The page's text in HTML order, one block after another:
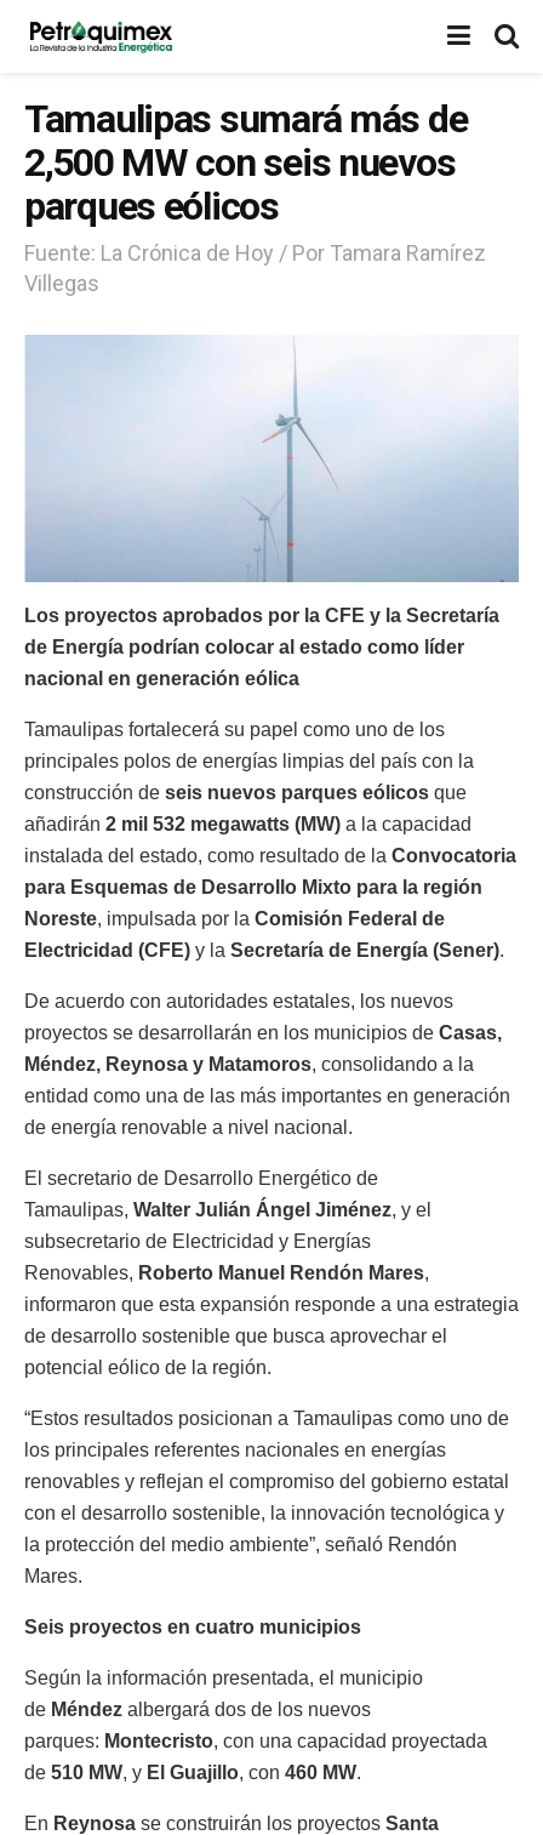
Tamaulipas sumará más de
2,500 MW con seis nuevos
parques eólicos
Fuente: La Crónica de Hoy / Por Tamara Ramírez
Villegas
Los proyectos aprobados por la CFE y la Secretaría
de Energía podrían colocar al estado como líder
nacional en generación eólica
Tamaulipas fortalecerá su papel como uno de los
principales polos de energías limpias del país con la
construcción de seis nuevos parques eólicos que
añadirán 2 mil 532 megawatts (MW) a la capacidad
instalada del estado, como resultado de la Convocatoria
para Esquemas de Desarrollo Mixto para la región
Noreste, impulsada por la Comisión Federal de
Electricidad (CFE) y la Secretaría de Energía (Sener).
De acuerdo con autoridades estatales, los nuevos
proyectos se desarrollarán en los municipios de Casas,
Méndez, Reynosa y Matamoros, consolidando a la
entidad como una de las más importantes en generación
de energía renovable a nivel nacional.
El secretario de Desarrollo Energético de
Tamaulipas, Walter Julián Ángel Jiménez, y el
subsecretario de Electricidad y Energías
Renovables, Roberto Manuel Rendón Mares,
informaron que esta expansión responde a una estrategia
de desarrollo sostenible que busca aprovechar el
potencial eólico de la región.
“Estos resultados posicionan a Tamaulipas como uno de
los principales referentes nacionales en energías
renovables y reflejan el compromiso del gobierno estatal
con el desarrollo sostenible, la innovación tecnológica y
la protección del medio ambiente”, señaló Rendón
Mares.
Seis proyectos en cuatro municipios
Según la información presentada, el municipio
de Méndez albergará dos de los nuevos
parques: Montecristo, con una capacidad proyectada
de 510 MW, y El Guajillo, con 460 MW.
En Reynosa se construirán los proyectos Santa